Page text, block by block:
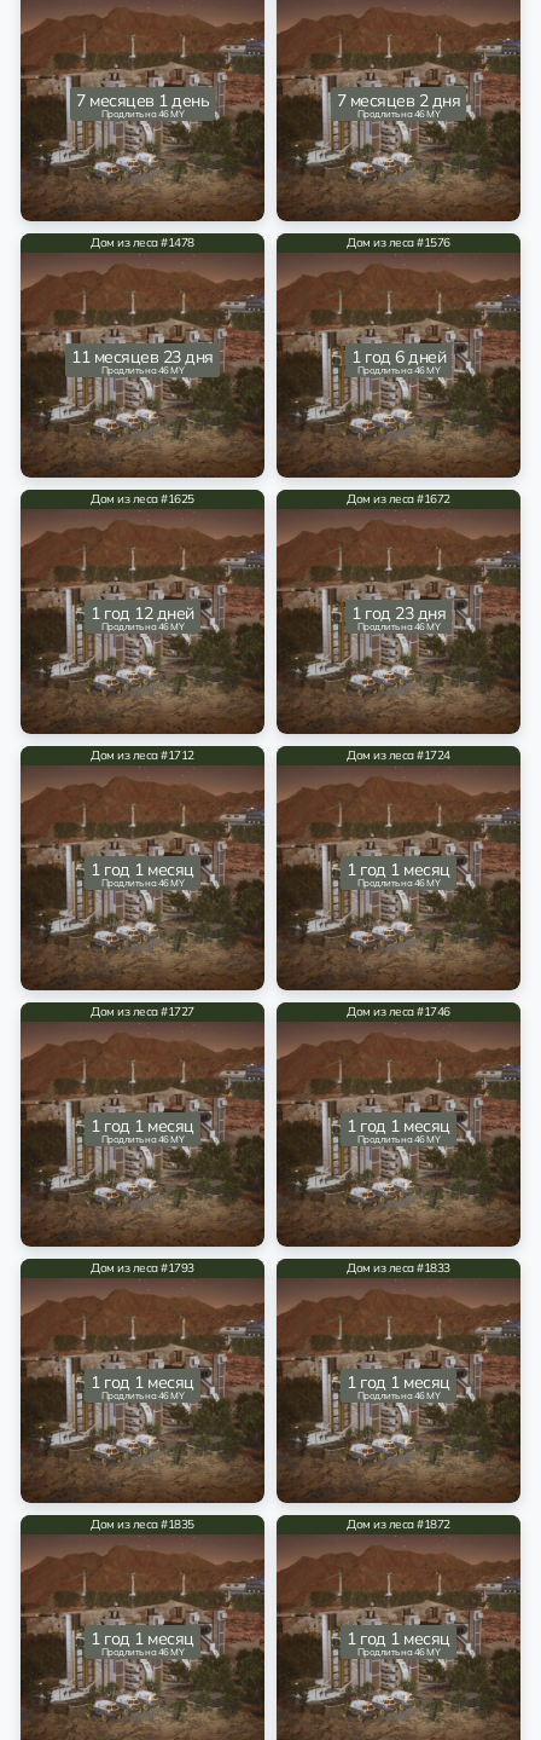
7 месяцев 1 день
Продлить на 46 MY
7 месяцев 2 дня
Продлить на 46 MY
Дом из леса #1478
11 месяцев 23 дня
Продлить на 46 MY
Дом из леса #1576
1 год 6 дней
Продлить на 46 MY
Дом из леса #1625
1 год 12 дней
Продлить на 46 MY
Дом из леса #1672
1 год 23 дня
Продлить на 46 MY
Дом из леса #1712
1 год 1 месяц
Продлить на 46 MY
Дом из леса #1724
1 год 1 месяц
Продлить на 46 MY
Дом из леса #1727
1 год 1 месяц
Продлить на 46 MY
Дом из леса #1746
1 год 1 месяц
Продлить на 46 MY
Дом из леса #1793
1 год 1 месяц
Продлить на 46 MY
Дом из леса #1833
1 год 1 месяц
Продлить на 46 MY
Дом из леса #1835
1 год 1 месяц
Продлить на 46 MY
Дом из леса #1872
1 год 1 месяц
Продлить на 46 MY